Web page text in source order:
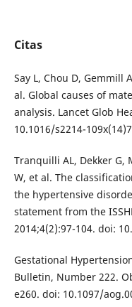
Citas
Say L, Chou D, Gemmill
al. Global causes of
analysis. Lancet Glob
10.1016/s2214-
Tranquilli AL, Dekker G,
W, et al. The
the hypertensive
statement from the
2014;4(2):97-104. doi:
Gestational
Bulletin, Number 222.
e260. doi: 10.1097/